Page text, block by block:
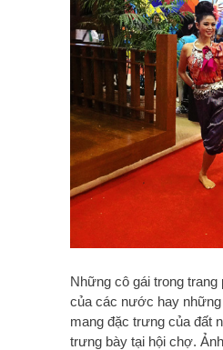
Những cô gái trong trang
của các nước hay những
mang đặc trưng của đất
trưng bày tại hội chợ.